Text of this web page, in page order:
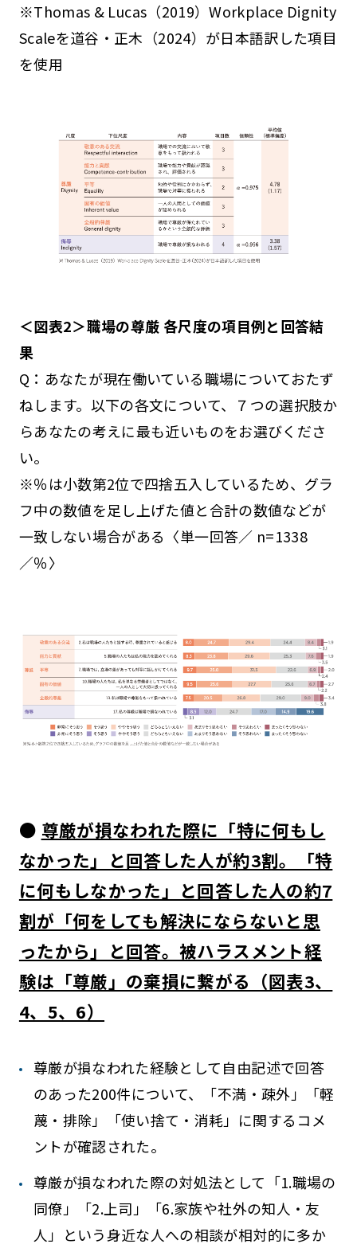
※Thomas & Lucas（2019）Workplace Dignity
Scaleを道谷・正木（2024）が日本語訳した項目
を使用
＜図表2＞職場の尊厳 各尺度の項目例と回答結
果
Q：あなたが現在働いている職場についておたず
ねします。以下の各文について、７つの選択肢か
らあなたの考えに最も近いものをお選びくださ
い。
※％は小数第2位で四捨五入しているため、グラ
フ中の数値を足し上げた値と合計の数値などが
一致しない場合がある〈単一回答／ n=1338
／％〉
● 尊厳が損なわれた際に「特に何もし
なかった」と回答した人が約3割。「特
に何もしなかった」と回答した人の約7
割が「何をしても解決にならないと思
ったから」と回答。被ハラスメント経
験は「尊厳」の棄損に繋がる（図表3、
4、5、6）
尊厳が損なわれた経験として自由記述で回答
のあった200件について、「不満・疎外」「軽
蔑・排除」「使い捨て・消耗」に関するコメ
ントが確認された。
尊厳が損なわれた際の対処法として「1.職場の
同僚」「2.上司」「6.家族や社外の知人・友
人」という身近な人への相談が相対的に多か